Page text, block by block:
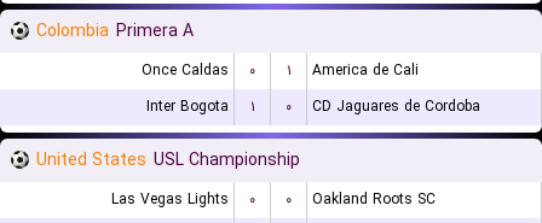
Colombia Primera A
Once Caldas ۰ ۱
America de Cali
Inter Bogota
۱ ۰ CD Jaguares de Cordoba
United States USL Championship
Las Vegas Lights ۰ ۰
Oakland Roots SC